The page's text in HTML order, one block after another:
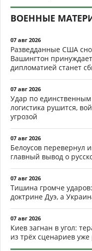
ВОЕННЫЕ
07 авг 2026
Разведданные США
Вашингтон
дипломатией станет
07 авг 2026
Удар по
логистика рушится,
угрозой
07 авг 2026
Белоусов перевернул
главный вывод о
07 авг 2026
Тишина громче
доктрине Дуэ, а
07 авг 2026
Киев загнан в угол:
из трёх сценариев уже